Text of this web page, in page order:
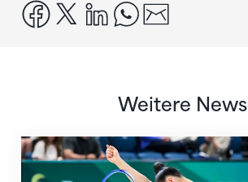
facebook
x linkedinwhatsapp
Weitere News
Nächster Halt: Weltmeisterschaft